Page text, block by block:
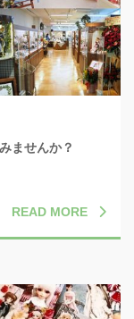
ませんか？
READ MORE